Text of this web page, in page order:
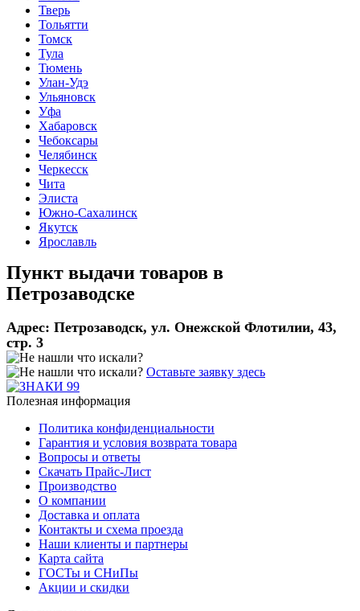
Тверь
Тольятти
Томск
Тула
Тюмень
Улан-Удэ
Ульяновск
Уфа
Хабаровск
Чебоксары
Челябинск
Черкесск
Чита
Элиста
Южно-Сахалинск
Якутск
Ярославль
Пункт выдачи товаров в
Петрозаводске
Адрес: Петрозаводск, ул. Онежской Флотилии, 43,
стр. 3
Оставьте заявку здесь
Полезная информация
Политика конфиденциальности
Гарантия и условия возврата товара
Вопросы и ответы
Скачать Прайс-Лист
Производство
О компании
Доставка и оплата
Контакты и схема проезда
Наши клиенты и партнеры
Карта сайта
ГОСТы и СНиПы
Акции и скидки